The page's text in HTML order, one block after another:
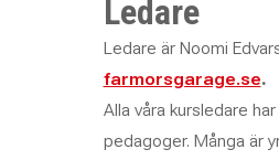
Ledare
Ledare är Noomi
farmorsgarage.se.
Alla våra kursledare
pedagoger. Många är